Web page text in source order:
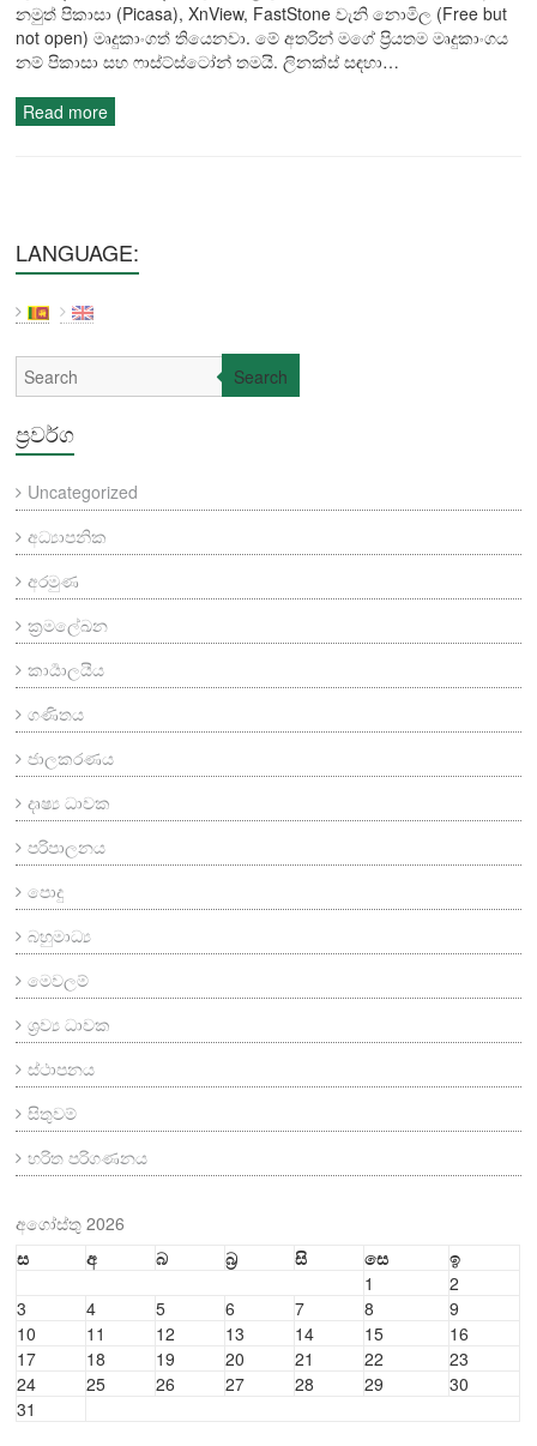
නමුත් පිකාසා (Picasa), XnView, FastStone වැනි නොමිල (Free but
not open) මෘදුකාංගත් තියෙනවා. මේ අතරින් මගේ ප්‍රියතම මෘදුකාංගය
නම් පිකාසා සහ ෆාස්ට්ස්ටෝන් තමයි. ලිනක්ස් සඳහා…
Read more
LANGUAGE:
Search
ප්‍රවර්ග
Uncategorized
අධ්‍යාපනික
අරමුණ
ක්‍රමලේඛන
කාර්‍යාලයීය
ගණිතය
ජාලකරණය
දෘෂ්‍ය ධාවක
පරිපාලනය
පොදු
බහුමාධ්‍ය
මෙවලම්
ශ්‍රව්‍ය ධාවක
ස්ථාපනය
සිතුවම්
හරිත පරිගණනය
අගෝස්තු 2026
ස
අ බ බ්‍ර සි සෙ
ඉ
1
2
3
4 5 6 7 8
9
10
11 12 13 14 15
16
17
18 19 20 21 22
23
24
25 26 27 28 29
30
31